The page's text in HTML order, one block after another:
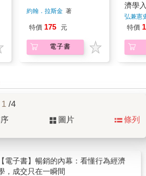
約翰．拉斯金 著
特價 175 元
電子書
濟學
弘兼憲
特價
1 /4
圖片 條列
【電子書】暢銷的內幕：看懂行為經濟
，成交只在一瞬間